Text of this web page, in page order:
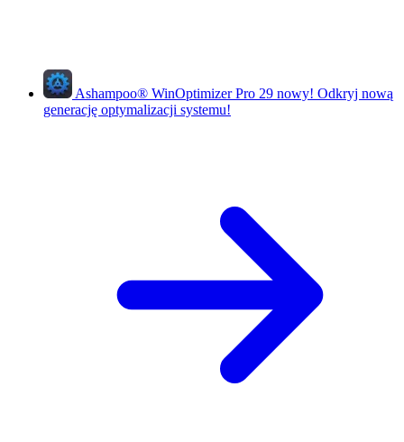
Ashampoo® WinOptimizer Pro 29 nowy! Odkryj nową
generację optymalizacji systemu!